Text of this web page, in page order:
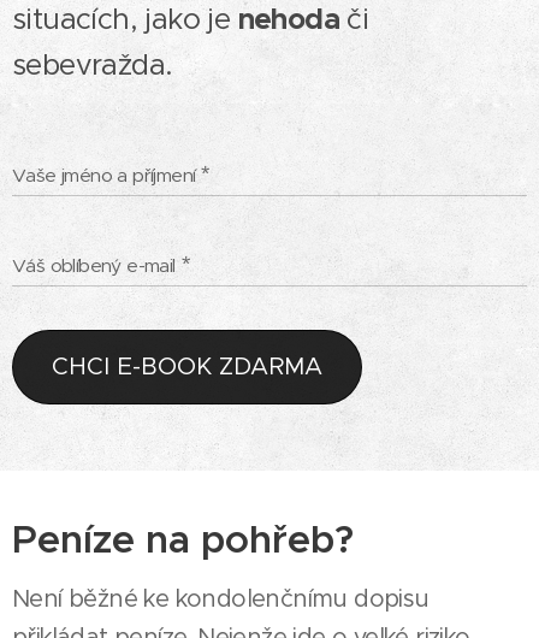
situacích, jako je nehoda či
sebevražda.
Vaše jméno a příjmení
Váš oblíbený e-mail
CHCI E-BOOK ZDARMA
Peníze na pohřeb?
Není běžné ke kondolenčnímu dopisu